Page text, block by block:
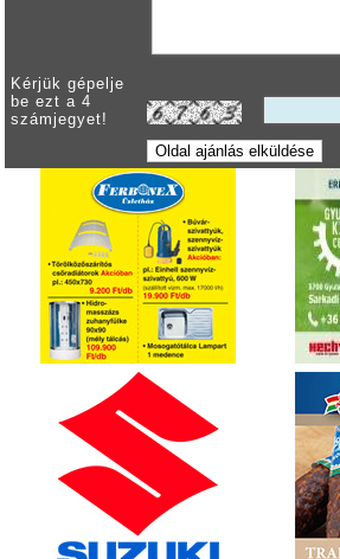
Kérjük gépelje
be ezt a 4
számjegyet!